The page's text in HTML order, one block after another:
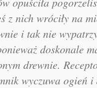
z nich wróciły na
i tak nie
doskonale
drewnie.
wyczuwa ogień i